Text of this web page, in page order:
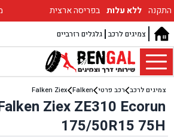
התקנה ללא עלות בפריסה ארצית
גלגלים רזרביים צמיגים לרכב
צמיגים לרכב רכב פרטי Falken
Falken Ziex
Ziex ZE310 Ecorun
175/50R15 75H